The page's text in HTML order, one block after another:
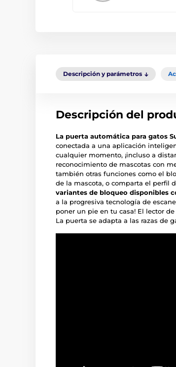
Descripción y parámetros
Descripción del
La puerta automática para gatos
conectada a una aplicación
cualquier momento, ¡incluso a
reconocimiento de mascotas con
también otras funciones como el
de la mascota, o comparta el perfil
variantes de bloqueo disponibles
a la progresiva tecnología de
poner un pie en tu casa! El lector
La puerta se adapta a las razas de